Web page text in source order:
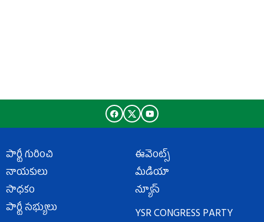
పార్టీ గురించి
నాయకులు
సాధకం
పార్టీ సభ్యులు
ఈవెంట్స్
మీడియా
న్యూస్
YSR CONGRESS PARTY